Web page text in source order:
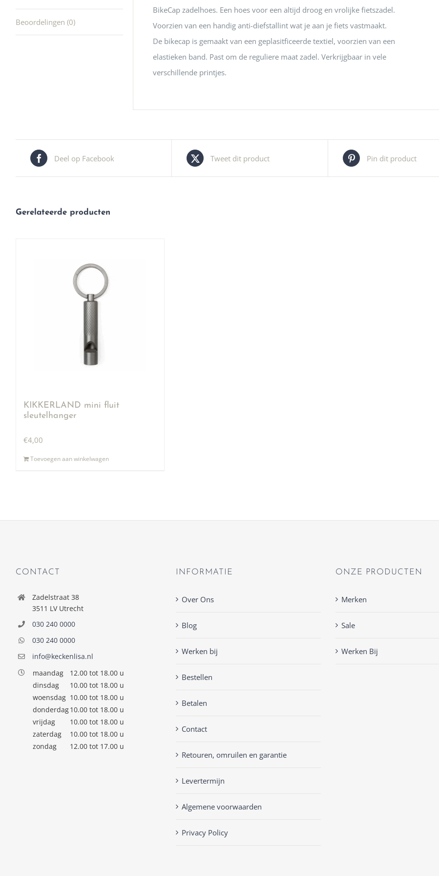
Beoordelingen (0)
BikeCap zadelhoes. Een hoes voor een altijd droog en vrolijke fietszadel.
Voorzien van een handig anti-diefstallint wat je aan je fiets vastmaakt.
De bikecap is gemaakt van een geplasitficeerde textiel, voorzien van een
elastieken band. Past om de reguliere maat zadel. Verkrijgbaar in vele
verschillende printjes.
Deel op Facebook Tweet dit product Pin dit product
Gerelateerde producten
KIKKERLAND mini fluit
sleutelhanger
€4,00
Toevoegen aan winkelwagen
CONTACT
Zadelstraat 38
3511 LV Utrecht
030 240 0000
030 240 0000
info@keckenlisa.nl
maandag
12.00 tot 18.00 u
dinsdag
10.00 tot 18.00 u
woensdag 10.00 tot 18.00 u
donderdag10.00 tot 18.00 u
vrijdag
10.00 tot 18.00 u
zaterdag
10.00 tot 18.00 u
zondag
12.00 tot 17.00 u
INFORMATIE
Over Ons
Blog
Werken bij
Bestellen
Betalen
Contact
Retouren, omruilen en garantie
Levertermijn
Algemene voorwaarden
Privacy Policy
ONZE PRODUCTEN
Merken
Sale
Werken Bij